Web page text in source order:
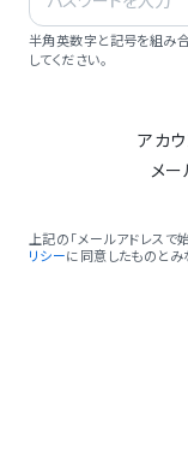
半角英数字と記号を組み
してください。
アカ
メ
上記の「メールアドレスで
リシーに同意したものとみ